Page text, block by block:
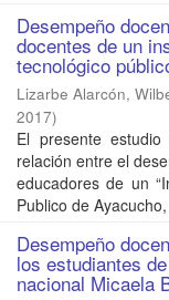
Desempeño
docentes de un
tecnológico
Lizarbe Alarcón,
2017)
El presente
relación entre el
educadores de un
Publico de
Desempeño
los estudiantes
nacional Micaela